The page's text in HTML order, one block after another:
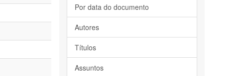
Por data do documento
Autores
Títulos
Assuntos